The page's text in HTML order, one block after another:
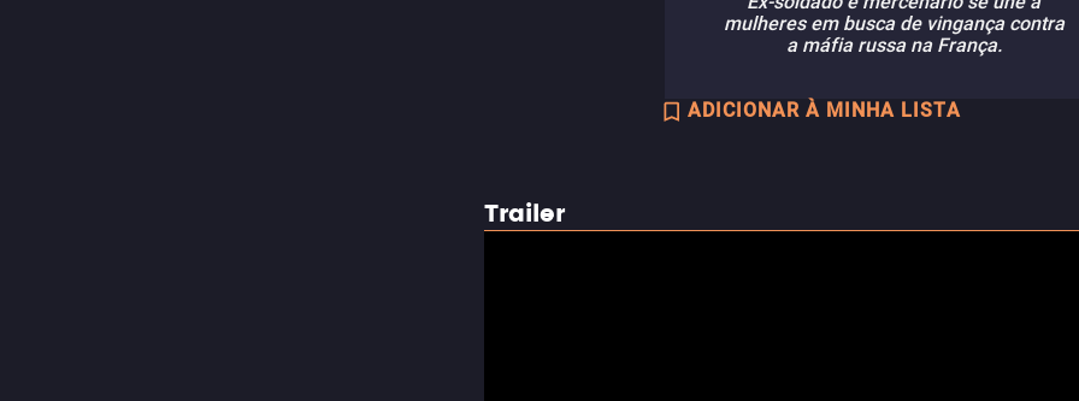
mulheres em busca de vingança contra
a máfia russa na França.
ADICIONAR À MINHA LISTA
Trailer